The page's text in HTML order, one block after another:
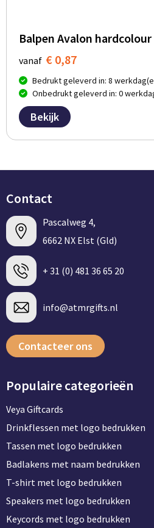
Balpen Avalon
vanaf € 0,87
Bedrukt geleverd in: 8
Onbedrukt geleverd in: 0
Bekijk
Contact
Pascalweg 4,
6662 NX Elst (Gld)
+ 31 (0) 481 36 65 20
info@atmrgifts.nl
Contacteer ons
Populaire categorieën
Veya Giftcards
Drinkflessen met logo bedrukken
Tassen met logo bedrukken
Badlakens met naam bedrukken
T-shirt met logo bedrukken
Speakers met logo bedrukken
Keycords met logo bedrukken